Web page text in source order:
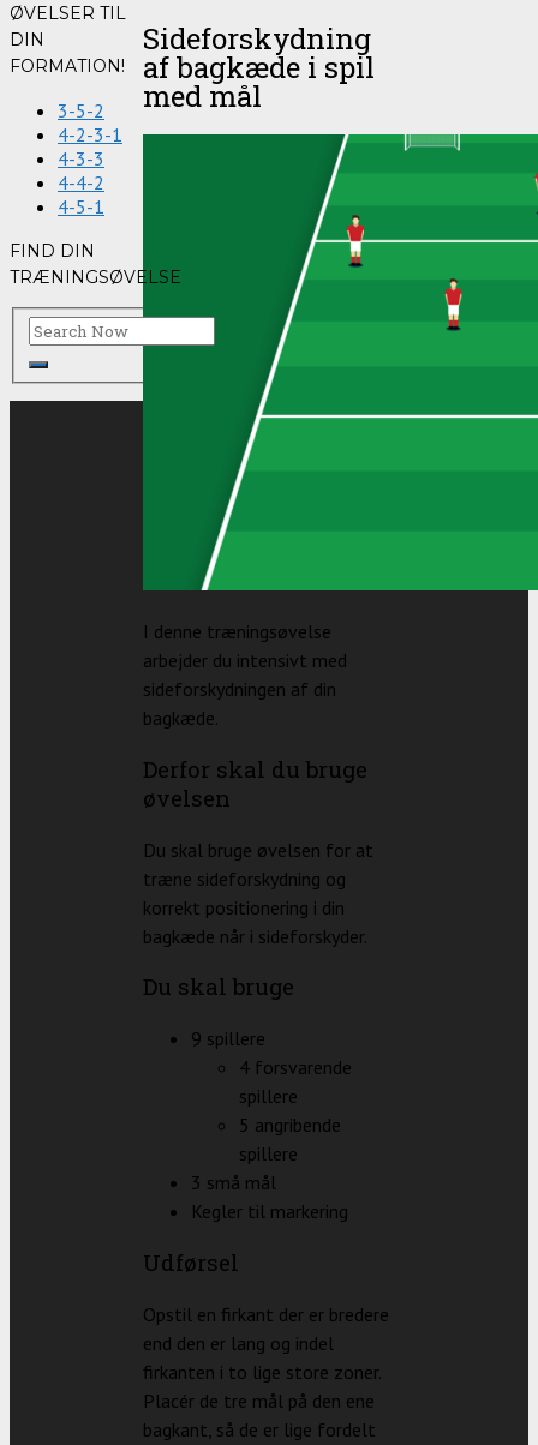
Sideforskydning
af bagkæde i spil
med mål
I denne træningsøvelse
arbejder du intensivt med
sideforskydningen af din
bagkæde.
Derfor skal du bruge
øvelsen
Du skal bruge øvelsen for at
træne sideforskydning og
korrekt positionering i din
bagkæde når i sideforskyder.
Du skal bruge
9 spillere
4 forsvarende
spillere
5 angribende
spillere
3 små mål
Kegler til markering
Udførsel
Opstil en firkant der er bredere
end den er lang og indel
firkanten i to lige store zoner.
Placér de tre mål på den ene
bagkant, så de er lige fordelt
ØVELSER TIL
DIN
FORMATION!
3-5-2
4-2-3-1
4-3-3
4-4-2
4-5-1
FIND DIN
TRÆNINGSØVELSE